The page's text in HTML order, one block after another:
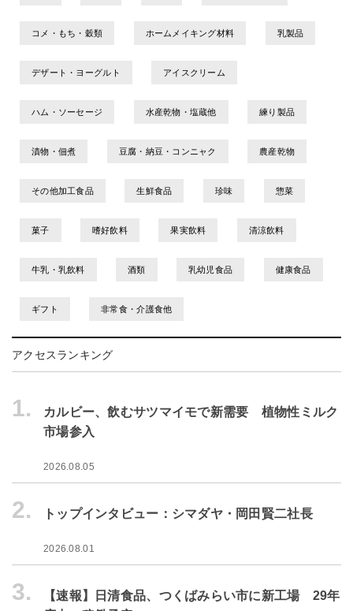
コメ・もち・穀類 ホームメイキング材料 乳製品
デザート・ヨーグルト アイスクリーム
ハム・ソーセージ 水産乾物・塩蔵他 練り製品
漬物・佃煮 豆腐・納豆・コンニャク 農産乾物
その他加工食品 生鮮食品 珍味 惣菜
菓子 嗜好飲料 果実飲料 清涼飲料
牛乳・乳飲料 酒類 乳幼児食品 健康食品
ギフト 非常食・介護食他
アクセスランキング
1.
カルビー、飲むサツマイモで新需要 植物性ミルク
市場参入
2026.08.05
2. トップインタビュー：シマダヤ・岡田賢二社長
2026.08.01
3.
【速報】日清食品、つくばみらい市に新工場 29年